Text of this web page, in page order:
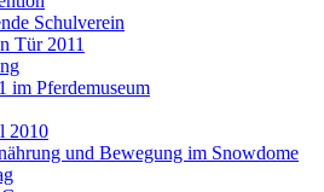
Schulverein
Tür 2011
im Pferdemuseum
2010
und Bewegung im Snowdome